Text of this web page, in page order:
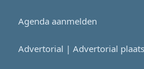
Agenda aanmelden
Advertorial | Advertorial